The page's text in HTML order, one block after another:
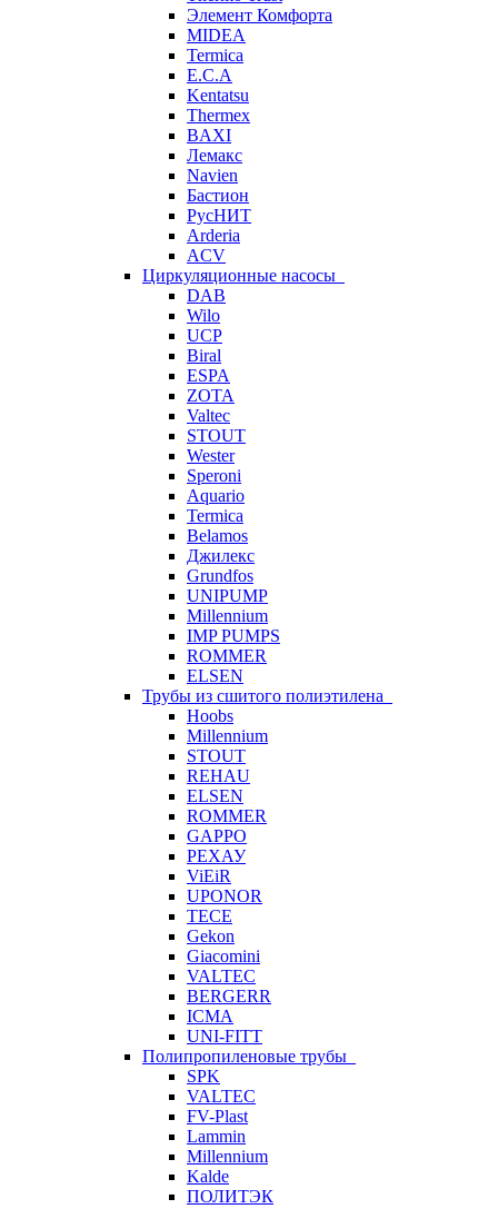
Элемент Комфорта
MIDEA
Termica
E.C.A
Kentatsu
Thermex
BAXI
Лемакс
Navien
Бастион
РусНИТ
Arderia
ACV
Циркуляционные насосы
DAB
Wilo
UCP
Biral
ESPA
ZOTA
Valtec
STOUT
Wester
Speroni
Aquario
Termica
Belamos
Джилекс
Grundfos
UNIPUMP
Millennium
IMP PUMPS
ROMMER
ELSEN
Трубы из сшитого полиэтилена
Hoobs
Millennium
STOUT
REHAU
ELSEN
ROMMER
GAPPO
РЕХАУ
ViEiR
UPONOR
TECE
Gekon
Giacomini
VALTEC
BERGERR
ICMA
UNI-FITT
Полипропиленовые трубы
SPK
VALTEC
FV-Plast
Lammin
Millennium
Kalde
ПОЛИТЭК